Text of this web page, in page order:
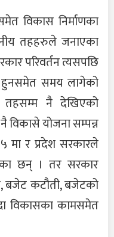
विकास निर्माणका
तहहरुले जनाएका
परिवर्तन त्यसपछि
समय लागेको
तहसम्म नै देखिएको
योजना सम्पन्न
मा र प्रदेश सरकारले
छन् । तर सरकार
बजेट कटौती, बजेटको
विकासका कामसमेत